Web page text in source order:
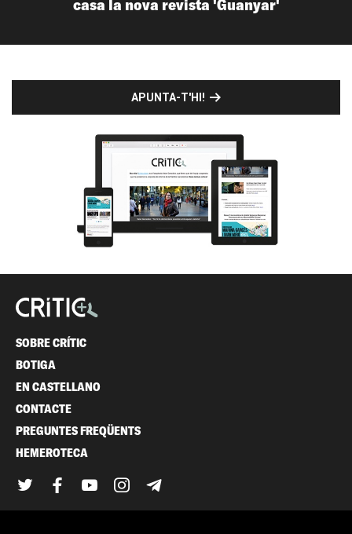
casa la nova revista 'Guanyar'
APUNTA-T'HI!
SOBRE CRÍTIC
BOTIGA
EN CASTELLANO
CONTACTE
PREGUNTES FREQÜENTS
HEMEROTECA
TwitterFacebook
YouTubeInstagram